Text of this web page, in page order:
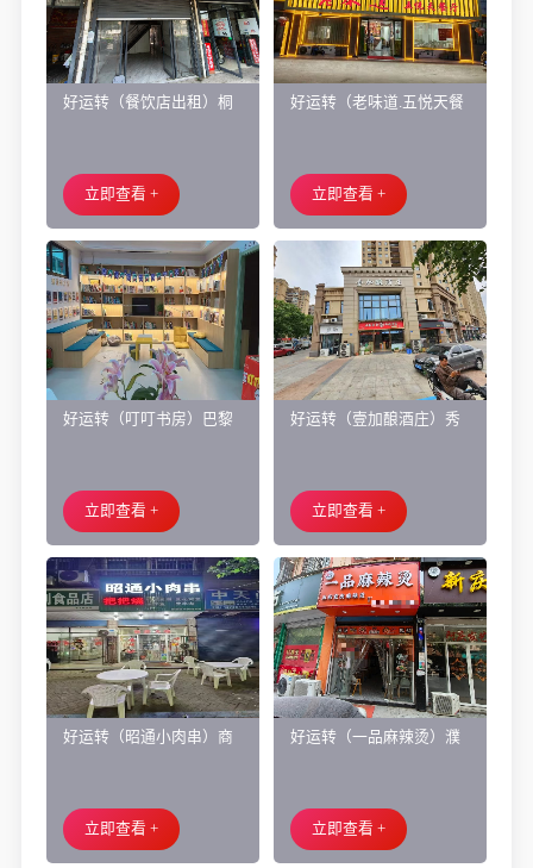
好运转（餐饮店出租）桐
面旺铺出租
立即查看 +
好运转（老味道.五悦天餐
让、主要房租低
立即查看 +
好运转（叮叮书房）巴黎
培训班带生源转让
立即查看 +
好运转（壹加酿酒庄）秀
庄、空店铺转让
立即查看 +
好运转（昭通小肉串）商
外摆、 房租2.2万/年
立即查看 +
好运转（一品麻辣烫）濮
小吃店转让
立即查看 +